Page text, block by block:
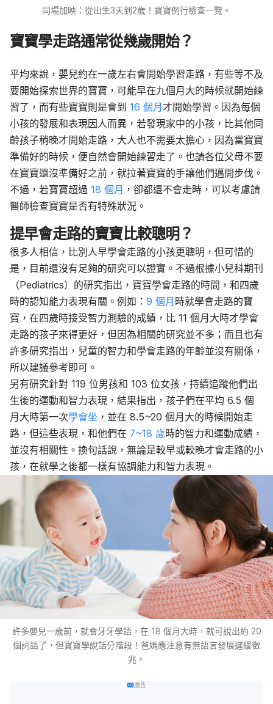
同場加映：從出生3天到2歲！寶寶例行檢查一覽。
寶寶學走路通常從幾歲開始？
平均來說，嬰兒約在一歲左右會開始學習走路，有些等不及
要開始探索世界的寶寶，可能早在九個月大的時候就開始練
習了，而有些寶寶則是會到 16 個月才開始學習。因為每個
小孩的發展和表現因人而異，若發現家中的小孩，比其他同
齡孩子稍晚才開始走路，大人也不需要太擔心，因為當寶寶
準備好的時候，便自然會開始練習走了。也請各位父母不要
在寶寶還沒準備好之前，就拉著寶寶的手讓他們邁開步伐。
不過，若寶寶超過 18 個月 ，卻都還不會走時，可以考慮請
醫師檢查寶寶是否有特殊狀況。
提早會走路的寶寶比較聰明？
很多人相信，比別人早學會走路的小孩更聰明，但可惜的
是，目前還沒有足夠的研究可以證實。不過根據小兒科期刊
（Pediatrics）的研究指出，寶寶學會走路的時間，和四歲
時的認知能力表現有關。例如： 9 個月時就學會走路的寶
寶，在四歲時接受智力測驗的成績，比 11 個月大時才學會
走路的孩子來得更好，但因為相關的研究並不多；而且也有
許多研究指出，兒童的智力和學會走路的年齡並沒有關係，
所以建議參考即可。
另有研究針對 119 位男孩和 103 位女孩，持續追蹤他們出
生後的運動和智力表現，結果指出，孩子們在平均 6.5 個
月大時第一次學會坐 ，並在 8.5~20 個月大的時候開始走
路，但這些表現，和他們在 7~18 歲時的智力和運動成績，
並沒有相關性。換句話說，無論是較早或較晚才會走路的小
孩，在就學之後都一樣有協調能力和智力表現。
許多嬰兒一歲前，就會牙牙學語，在 18 個月大時，就可說出約 20
個詞語了，但寶寶學說話分階段！爸媽應注意有無語言發展遲緩徵
兆。
廣告